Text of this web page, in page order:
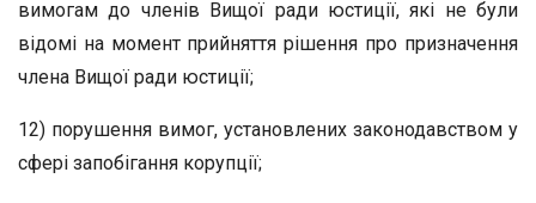
вимогам до членів Вищої ради юстиції, які не були
відомі на момент прийняття рішення про призначення
члена Вищої ради юстиції;
12) порушення вимог, установлених законодавством у
сфері запобігання корупції;